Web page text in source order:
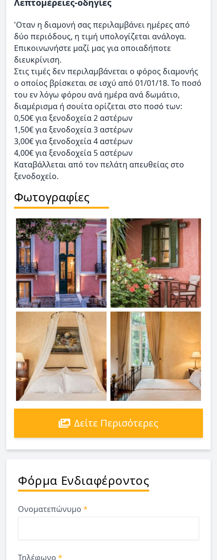
Λεπτομέρειες-οδηγίες
'Οταν η διαμονή σας περιλαμβάνει ημέρες από
δύο περιόδους, η τιμή υπολογίζεται ανάλογα.
Επικοινωνήστε μαζί μας για οποιαδήποτε
διευκρίνιση.
Στις τιμές δεν περιλαμβάνεται ο φόρος διαμονής
ο οποίος βρίσκεται σε ισχύ από 01/01/18. Το ποσό
του εν λόγω φόρου ανά ημέρα ανά δωμάτιο,
διαμέρισμα ή σουίτα ορίζεται στο ποσό των:
0,50€ για ξενοδοχεία 2 αστέρων
1,50€ για ξενοδοχεία 3 αστέρων
3,00€ για ξενοδοχεία 4 αστέρων
4,00€ για ξενοδοχεία 5 αστέρων
Καταβάλλεται από τον πελάτη απευθείας στο
ξενοδοχείο.
Φωτογραφίες
Δείτε Περισότερες
Φόρμα Ενδιαφέροντος
Ονοματεπώνυμο *
Τηλέφωνο *